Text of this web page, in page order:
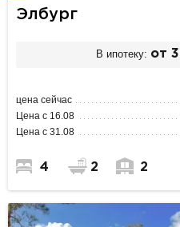
Элбург
В ипотеку: от
цена сейчас
Цена с 16.08
Цена с 31.08
4 2 2